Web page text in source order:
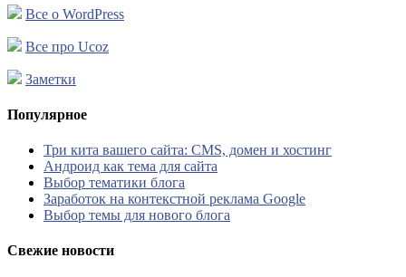
Все о WordPress
Все про Ucoz
Заметки
Популярное
Три кита вашего сайта: CMS, домен и хостинг
Андроид как тема для сайта
Выбор тематики блога
Заработок на контекстной реклама Google
Выбор темы для нового блога
Свежие новости